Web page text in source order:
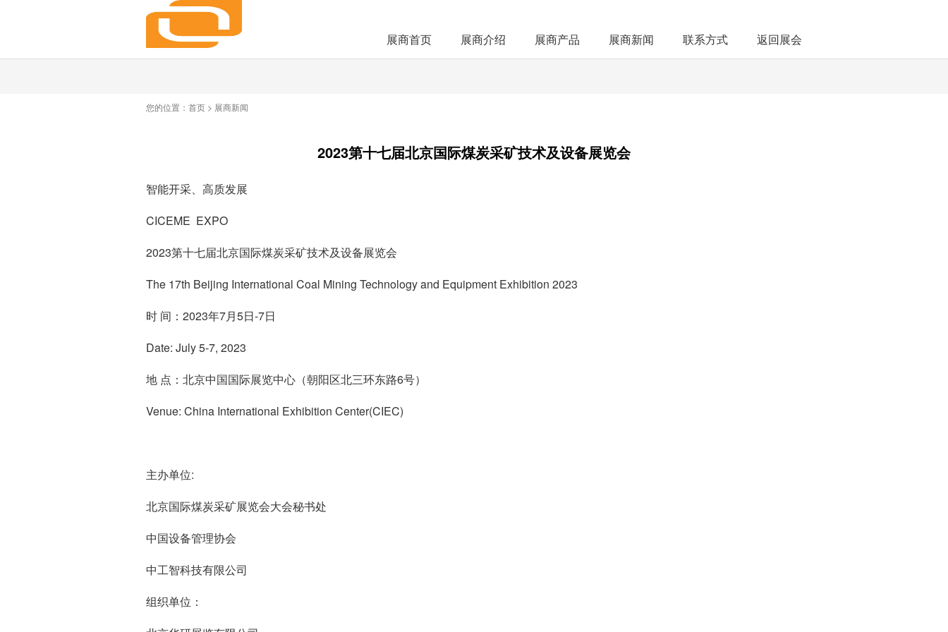
展商首页 展商介绍 展商产品 展商新闻 联系方式 返回展会
您的位置： 首页 > 展商新闻
2023第十七届北京国际煤炭采矿技术及设备展览会
智能开采、高质发展
CICEME EXPO
2023第十七届北京国际煤炭采矿技术及设备展览会
The 17th Beijing International Coal Mining Technology and Equipment Exhibition 2023
时 间：2023年7月5日-7日
Date: July 5-7, 2023
地 点：北京中国国际展览中心（朝阳区北三环东路6号）
Venue: China International Exhibition Center(CIEC)
主办单位:
北京国际煤炭采矿展览会大会秘书处
中国设备管理协会
中工智科技有限公司
组织单位：